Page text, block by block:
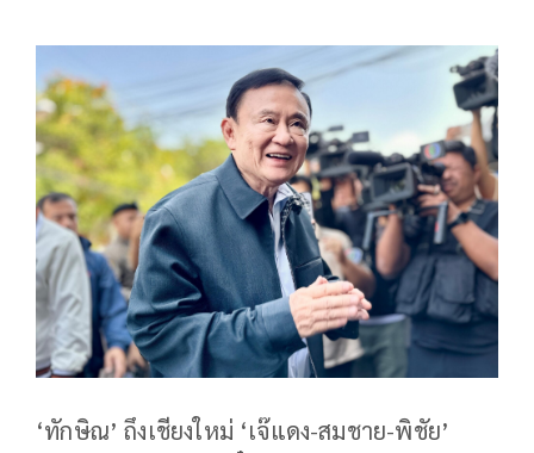
‘ทักษิณ’ ถึงเชียงใหม่ ‘เจ๊แดง-สมชาย-พิชัย’